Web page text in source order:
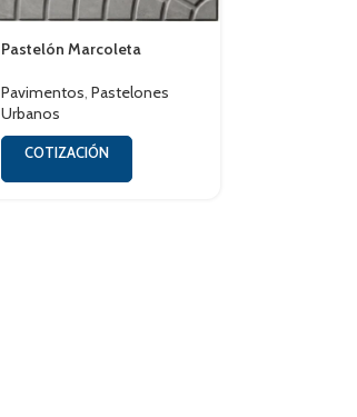
Pastelón Marcoleta
Pavimentos, Pastelones
Urbanos
COTIZACIÓN